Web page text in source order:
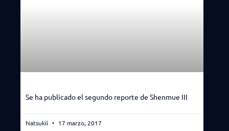
Se ha publicado el segundo reporte de Shenmue III
Natsukii 17 marzo, 2017